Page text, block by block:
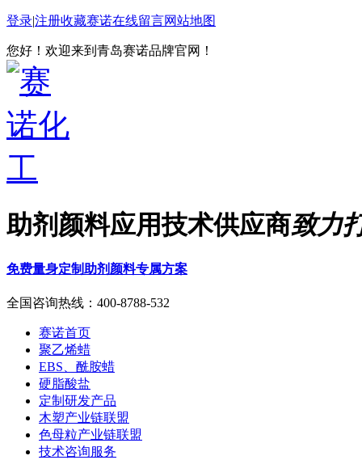
登录|注册收藏赛诺在线留言网站地图
您好！欢迎来到青岛赛诺品牌官网！
助剂颜料应用技术供应商致力
免费量身定制助剂颜料专属方案
全国咨询热线： 400-8788-532
赛诺首页
聚乙烯蜡
EBS、酰胺蜡
硬脂酸盐
定制研发产品
木塑产业链联盟
色母粒产业链联盟
技术咨询服务